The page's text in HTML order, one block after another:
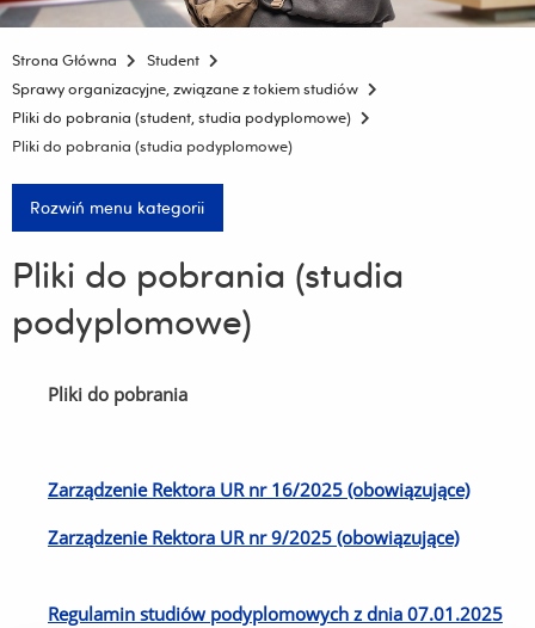
Strona Główna
Student
Sprawy organizacyjne, związane z tokiem studiów
Pliki do pobrania (student, studia podyplomowe)
Pliki do pobrania (studia podyplomowe)
Rozwiń menu kategorii
Pliki do pobrania (studia
podyplomowe)
Pliki do pobrania
Zarządzenie Rektora UR nr 16/2025 (obowiązujące)
Zarządzenie Rektora UR nr 9/2025 (obowiązujące)
Regulamin studiów podyplomowych z dnia 07.01.2025